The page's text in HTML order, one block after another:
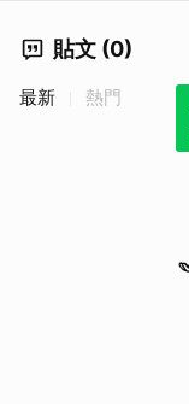
貼文 (0)
最新 熱門